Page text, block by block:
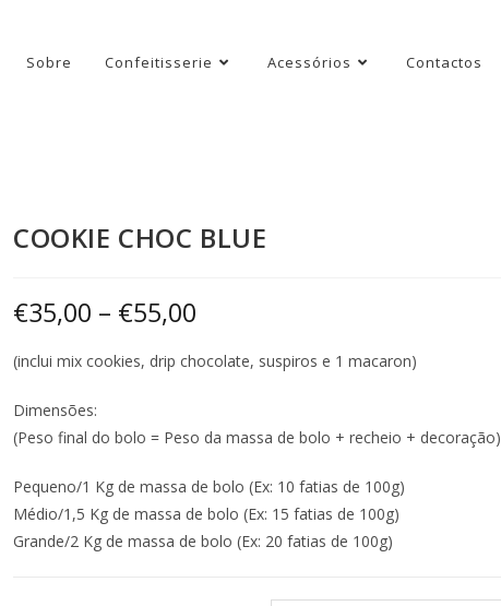
Sobre Confeitisserie Acessórios Contactos
COOKIE CHOC BLUE
€35,00 – €55,00
(inclui mix cookies, drip chocolate, suspiros e 1 macaron)
Dimensões:
(Peso final do bolo = Peso da massa de bolo + recheio + decoração)
Pequeno/1 Kg de massa de bolo (Ex: 10 fatias de 100g)
Médio/1,5 Kg de massa de bolo (Ex: 15 fatias de 100g)
Grande/2 Kg de massa de bolo (Ex: 20 fatias de 100g)